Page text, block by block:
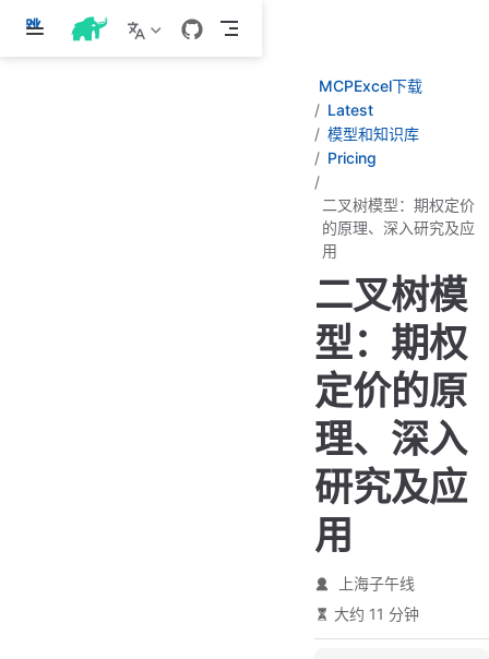
跳
MCPExcel下载
Latest
模型和知识库
Pricing
二叉树模型：期权定价
的原理、深入研究及应
用
二叉树模
型：期权
定价的原
理、深入
研究及应
用
上海子午线
大约 11 分钟